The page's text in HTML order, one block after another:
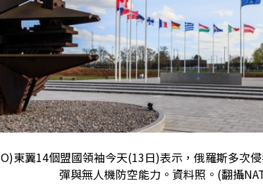
東翼14個盟國領袖今天(13日)表示，俄羅斯多次
彈與無人機防空能力。資料照。(翻攝